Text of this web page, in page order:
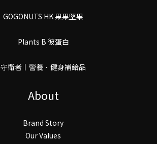
GOGONUTS HK 果果堅果
Plants B 彼蛋白
守衛者丨謍養．健身補給品
About
Brand Story
Our Values